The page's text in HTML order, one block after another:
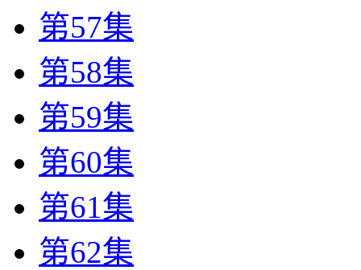
第57集
第58集
第59集
第60集
第61集
第62集